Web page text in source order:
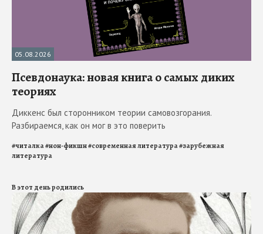
05.08.2026
Псевдонаука: новая книга о самых диких
теориях
Диккенс был сторонником теории самовозгорания.
Разбираемся, как он мог в это поверить
#читалка#нон-фикшн#современная литература#зарубежная
литература
В этот день родились